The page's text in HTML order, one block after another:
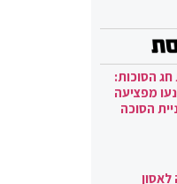
הסוכות:
מפציעה
הסוכה
לאסון